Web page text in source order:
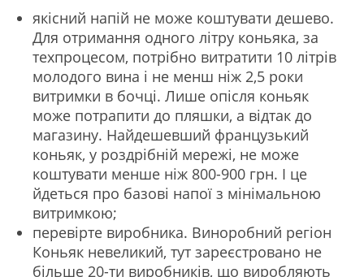
якісний напій не може коштувати дешево.
Для отримання одного літру коньяка, за
техпроцесом, потрібно витратити 10 літрів
молодого вина і не менш ніж 2,5 роки
витримки в бочці. Лише опісля коньяк
може потрапити до пляшки, а відтак до
магазину. Найдешевший французький
коньяк, у роздрібній мережі, не може
коштувати менше ніж 800-900 грн. І це
йдеться про базові напої з мінімальною
витримкою;
перевірте виробника. Виноробний регіон
Коньяк невеликий, тут зареєстровано не
більше 20-ти виробників, що виробляють